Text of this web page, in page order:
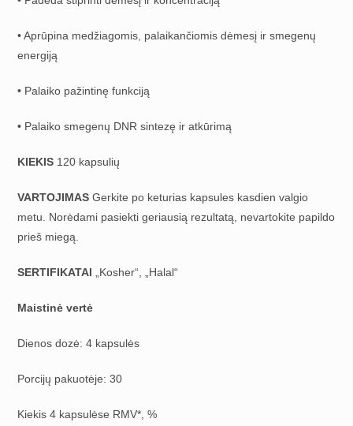
• Aprūpina medžiagomis, palaikančiomis dėmesį ir smegenų
energiją
• Palaiko pažintinę funkciją
• Palaiko smegenų DNR sintezę ir atkūrimą
KIEKIS 120 kapsulių
VARTOJIMASGerkite po keturias kapsules kasdien valgio
metu. Norėdami pasiekti geriausią rezultatą, nevartokite papildo
prieš miegą.
SERTIFIKATAI „Kosher“, „Halal“
Maistinė vertė
Dienos dozė: 4 kapsulės
Porcijų pakuotėje: 30
Kiekis 4 kapsulėse RMV*, %